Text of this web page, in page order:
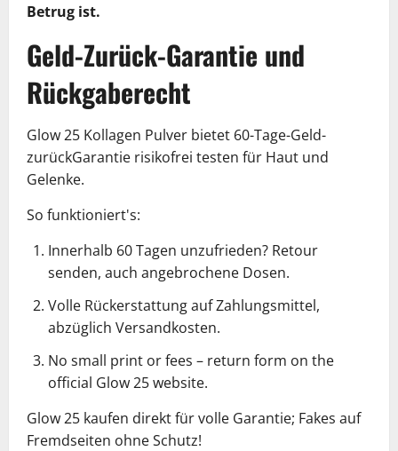
Betrug ist.
Geld-Zurück-Garantie und
Rückgaberecht
Glow 25 Kollagen Pulver bietet 60-Tage-Geld-
zurückGarantie risikofrei testen für Haut und
Gelenke.
So funktioniert's:
Innerhalb 60 Tagen unzufrieden? Retour
senden, auch angebrochene Dosen.
Volle Rückerstattung auf Zahlungsmittel,
abzüglich Versandkosten.
No small print or fees – return form on the
official Glow 25 website.
Glow 25 kaufen direkt für volle Garantie; Fakes auf
Fremdseiten ohne Schutz!